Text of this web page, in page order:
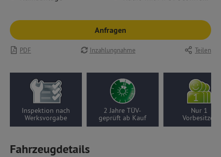
Anfragen
PDF Inzahlungnahme Teilen
Inspektion nach
Werksvorgabe
2 Jahre TÜV-
geprüft ab Kauf
Vorbesitzer
Fahrzeugdetails